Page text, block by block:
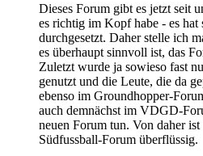
Dieses Forum gibt es jetzt seit
es richtig im Kopf habe - es
durchgesetzt. Daher stelle ich
es überhaupt sinnvoll ist, das
Zuletzt wurde ja sowieso fast
genutzt und die Leute, die da
ebenso im Groundhopper-
auch demnächst im VDGD-
neuen Forum tun. Von daher
Südfussball-Forum überflüssig.